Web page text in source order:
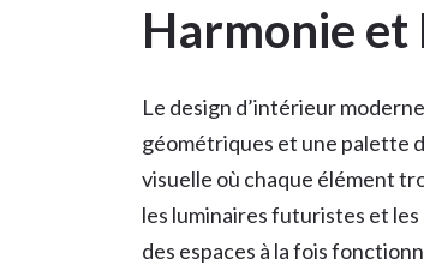
Harmonie
Le design d’intérieur
géométriques et une palette
visuelle où chaque élément
les luminaires futuristes et
des espaces à la fois